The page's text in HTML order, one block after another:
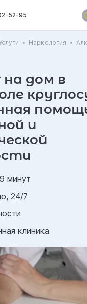
52-95
Наркология
на дом в
и
минут
24/7
клиника